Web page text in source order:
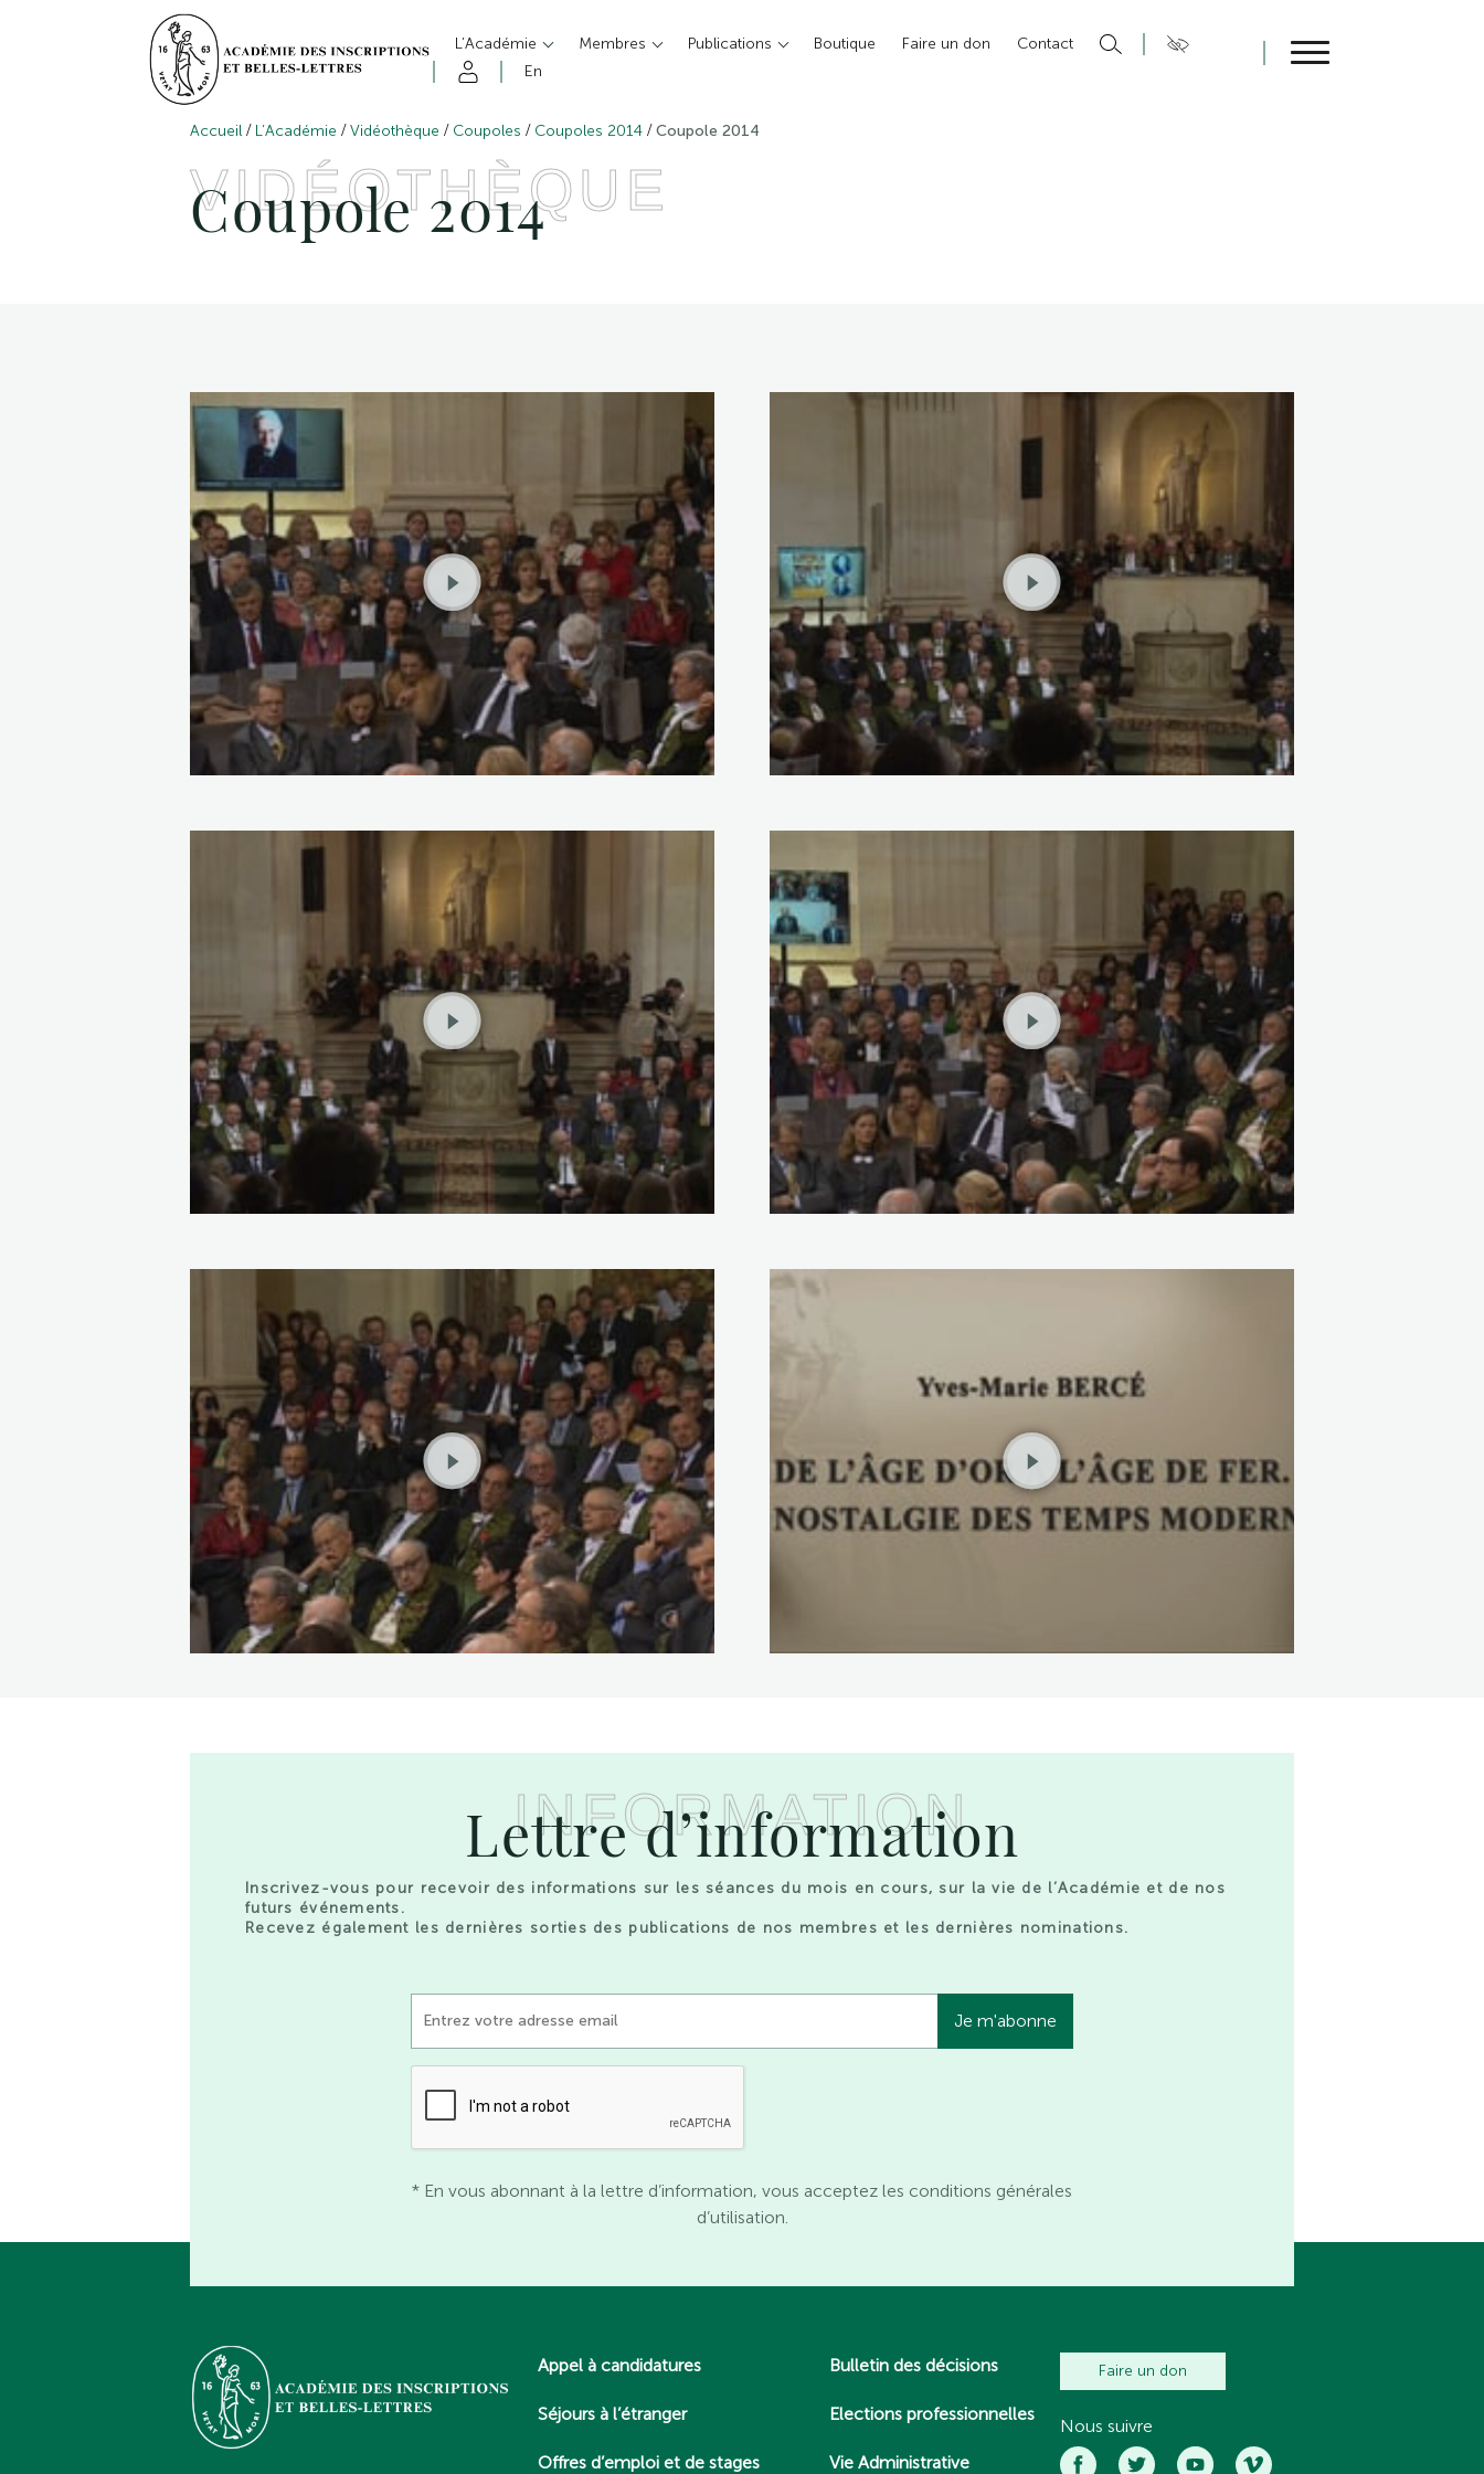
L’Académie Membres Publications Boutique Faire un don
Contact
En
Accueil / L’Académie /Vidéothèque / Coupoles / Coupoles 2014 /Coupole 2014
VIDÉOTHÈQUE
Coupole 2014
INFORMATION
Lettre d’information
Inscrivez-vous pour recevoir des informations sur les séances du mois en cours, sur la vie de l’Académie et de nos
futurs événements.
Recevez également les dernières sorties des publications de nos membres et les dernières nominations.
* En vous abonnant à la lettre d’information, vous acceptez les conditions générales
d’utilisation.
Appel à candidatures
Séjours à l’étranger
Offres d’emploi et de stages
Bulletin des décisions
Elections professionnelles
Vie Administrative
Faire un don
Nous suivre